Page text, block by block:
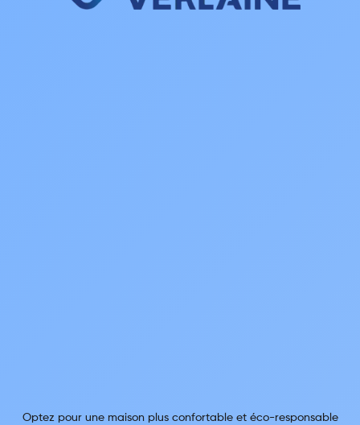
Optez pour une maison plus confortable et éco-responsable